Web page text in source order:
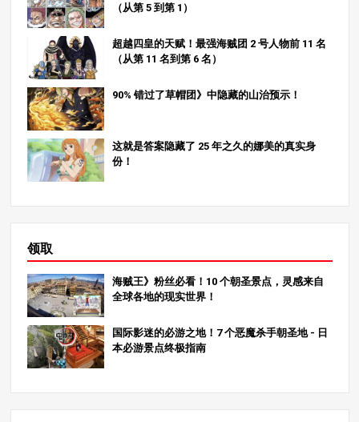
（从第 5 到第 1）
超越四皇的天赋！最强海贼团 2 号人物前 11 名
（从第 11 名到第 6 名）
90% 错过了草帽团》中隐藏的山治预示！
这就是答案隐藏了 25 年之久的娜美的真实身
份！
领取
海贼王》粉丝必看！10 个朝圣景点，灵感来自
全球各地的现实世界！
国际影迷的必游之地！7 个恶魔杀手朝圣地 - 日
本必游景点终极指南